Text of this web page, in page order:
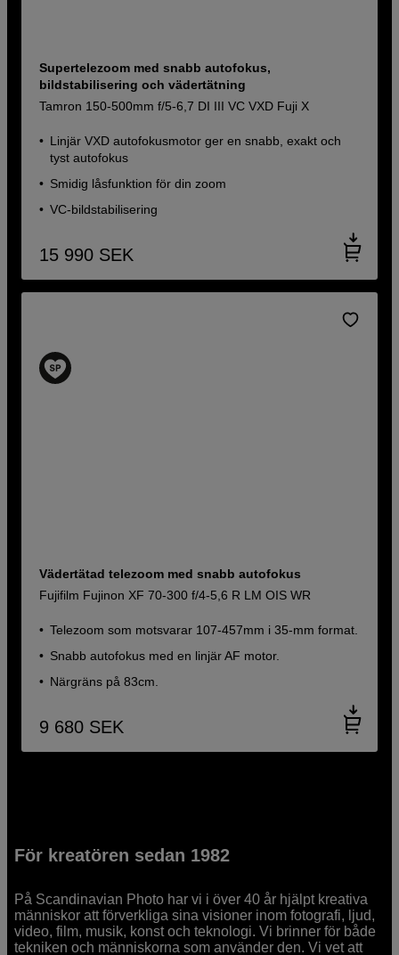
Supertelezoom med snabb autofokus,
bildstabilisering och vädertätning
Tamron 150-500mm f/5-6,7 DI III VC VXD Fuji X
Linjär VXD autofokusmotor ger en snabb, exakt och
tyst autofokus
Smidig låsfunktion för din zoom
VC-bildstabilisering
15 990 SEK
Vädertätad telezoom med snabb autofokus
Fujifilm Fujinon XF 70-300 f/4-5,6 R LM OIS WR
Telezoom som motsvarar 107-457mm i 35-mm format.
Snabb autofokus med en linjär AF motor.
Närgräns på 83cm.
9 680 SEK
För kreatören sedan 1982
På Scandinavian Photo har vi i över 40 år hjälpt kreativa
människor att förverkliga sina visioner inom fotografi, ljud,
video, film, musik, konst och teknologi. Vi brinner för både
tekniken och människorna som använder den. Vi vet att